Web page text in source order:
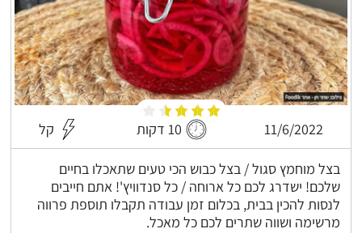
11/6/2022 10 דקות קל
בצל מוחמץ סגול / בצל כבוש הכי טעים שתאכלו בחיים
שלכם! ישדרג לכם כל ארוחה / כל סנדוויץ'! אתם חייבים
לנסות להכין בבית, בכלום זמן עבודה תקבלו תוספת פרווה
מרשימה ושווה שתרים לכם כל מאכל.